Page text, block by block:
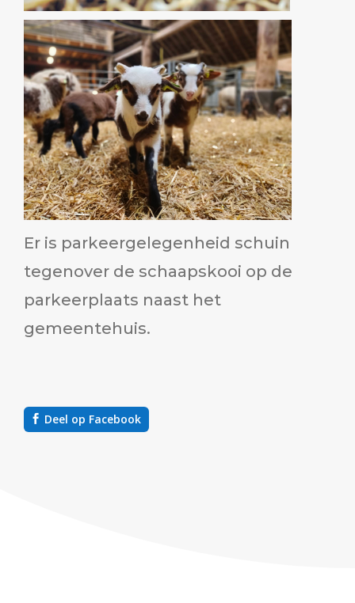
Er is parkeergelegenheid schuin
tegenover de schaapskooi op de
parkeerplaats naast het
gemeentehuis.
Deel op Facebook